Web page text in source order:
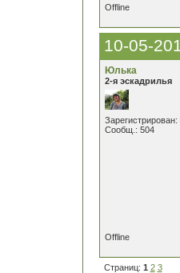
Offline
10-05-
Юлька
2-я эскадрилья
Сообщ.: 504
Offline
Страниц: 1 2 3